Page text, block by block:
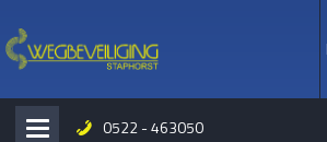
H b 0522 - 463050